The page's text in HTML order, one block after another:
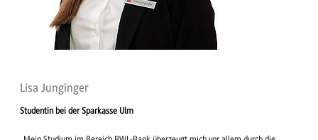
Lisa Junginger
Studentin bei der Sparkasse Ulm